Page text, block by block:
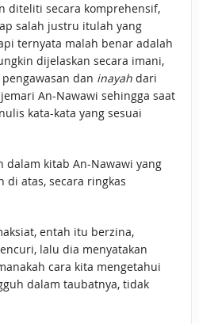
diteliti secara komprehensif,
salah justru itulah yang
ternyata malah benar adalah
dijelaskan secara imani,
dan inayahdari
An-Nawawi sehingga saat
kata-kata yang sesuai
dalam kitab An-Nawawi yang
di atas, secara ringkas
entah itu berzina,
lalu dia menyatakan
cara kita mengetahui
dalam taubatnya, tidak